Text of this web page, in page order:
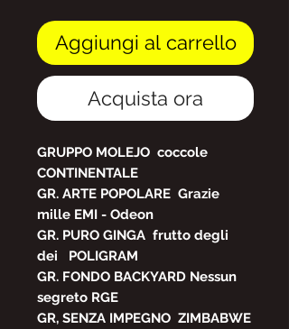
Aggiungi al carrello
Acquista ora
GRUPPO MOLEJO coccole
CONTINENTALE
GR. ARTE POPOLARE Grazie
mille EMI - Odeon
GR. PURO GINGA frutto degli
dei
POLIGRAM
GR. FONDO BACKYARD Nessun
segreto RGE
GR, SENZA IMPEGNO ZIMBABWE